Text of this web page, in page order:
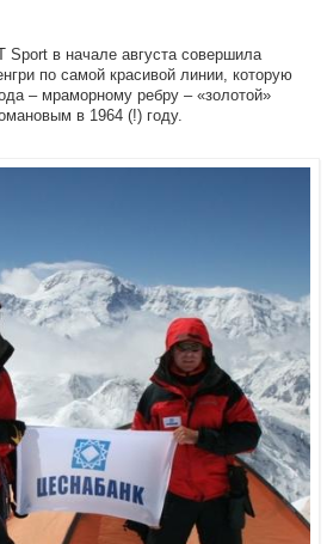
Sport в начале августа совершила
по самой красивой линии, которую
– мраморному ребру – «золотой»
в 1964 (!) году.